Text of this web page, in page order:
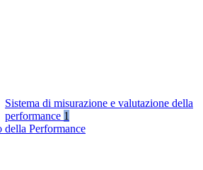
Sistema di misurazione e valutazione della
performance 1
della Performance